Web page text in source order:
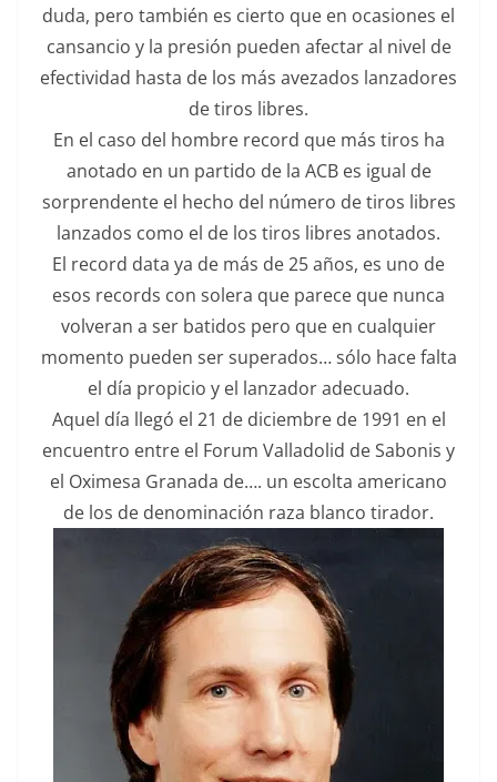
duda, pero también es cierto que en ocasiones el
cansancio y la presión pueden afectar al nivel de
efectividad hasta de los más avezados lanzadores
de tiros libres.
En el caso del hombre record que más tiros ha
anotado en un partido de la ACB es igual de
sorprendente el hecho del número de tiros libres
lanzados como el de los tiros libres anotados.
El record data ya de más de 25 años, es uno de
esos records con solera que parece que nunca
volveran a ser batidos pero que en cualquier
momento pueden ser superados… sólo hace falta
el día propicio y el lanzador adecuado.
Aquel día llegó el 21 de diciembre de 1991 en el
encuentro entre el Forum Valladolid de Sabonis y
el Oximesa Granada de…. un escolta americano
de los de denominación raza blanco tirador.